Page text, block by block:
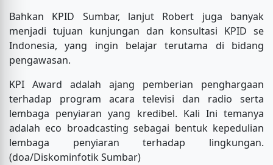
Bahkan KPID Sumbar, lanjut Robert juga banyak
menjadi tujuan kunjungan dan konsultasi KPID se
Indonesia, yang ingin belajar terutama di bidang
pengawasan.
KPI Award adalah ajang pemberian penghargaan
terhadap program acara televisi dan radio serta
lembaga penyiaran yang kredibel. Kali Ini temanya
adalah eco broadcasting sebagai bentuk kepedulian
lembaga penyiaran terhadap lingkungan.
(doa/Diskominfotik Sumbar)